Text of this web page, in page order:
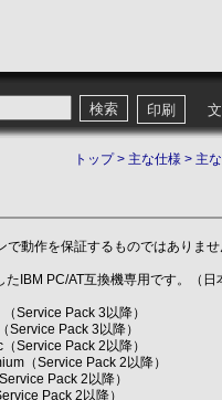
印刷
検索
トップ> 主な仕様 > 主
動作を保証するものではありませ
たIBM PC/AT互換機専用です。（
Service Pack 3以降）
Pack 3以降）
Service Pack 2以降）
（Service Pack 2以降）
Pack 2以降）
Pack 2以降）